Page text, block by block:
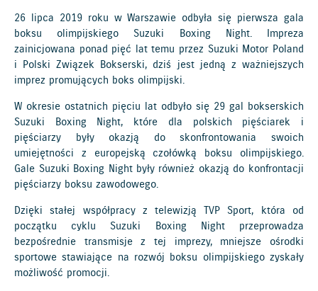
26 lipca 2019 roku w Warszawie odbyła się pierwsza gala
boksu olimpijskiego Suzuki Boxing Night. Impreza
zainicjowana ponad pięć lat temu przez Suzuki Motor Poland
i Polski Związek Bokserski, dziś jest jedną z ważniejszych
imprez promujących boks olimpijski.
W okresie ostatnich pięciu lat odbyło się 29 gal bokserskich
Suzuki Boxing Night, które dla polskich pięściarek i
pięściarzy były okazją do skonfrontowania swoich
umiejętności z europejską czołówką boksu olimpijskiego.
Gale Suzuki Boxing Night były również okazją do konfrontacji
pięściarzy boksu zawodowego.
Dzięki stałej współpracy z telewizją TVP Sport, która od
początku cyklu Suzuki Boxing Night przeprowadza
bezpośrednie transmisje z tej imprezy, mniejsze ośrodki
sportowe stawiające na rozwój boksu olimpijskiego zyskały
możliwość promocji.